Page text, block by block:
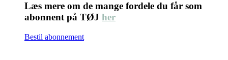
Læs mere om de mange fordele du får som
abonnent på TØJ her
Bestil abonnement